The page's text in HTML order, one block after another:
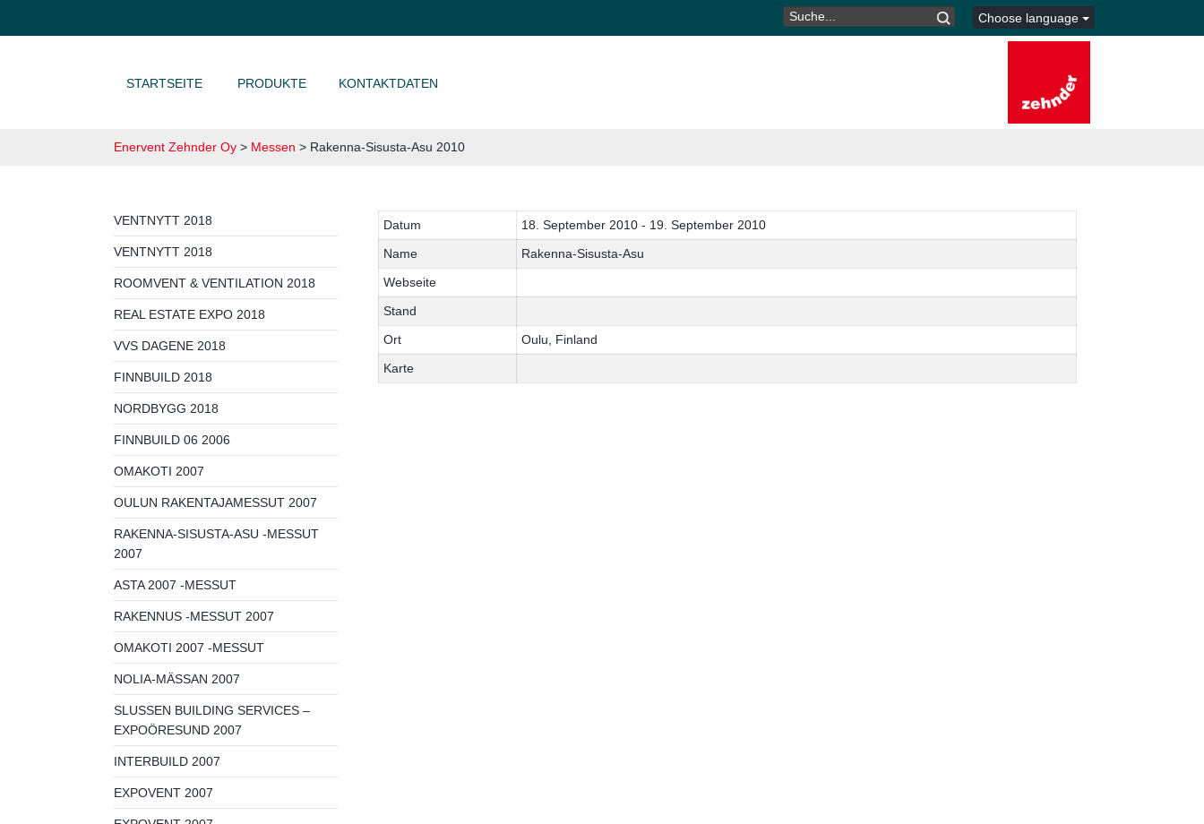
SUCHEN
NACH:
Choose language
STARTSEITE PRODUKTE KONTAKTDATEN
Enervent Zehnder Oy > Messen > Rakenna-Sisusta-Asu 2010
VENTNYTT 2018
VENTNYTT 2018
ROOMVENT & VENTILATION 2018
REAL ESTATE EXPO 2018
VVS DAGENE 2018
FINNBUILD 2018
NORDBYGG 2018
FINNBUILD 06 2006
OMAKOTI 2007
OULUN RAKENTAJAMESSUT 2007
RAKENNA-SISUSTA-ASU -MESSUT
2007
ASTA 2007 -MESSUT
RAKENNUS -MESSUT 2007
OMAKOTI 2007 -MESSUT
NOLIA-MÄSSAN 2007
SLUSSEN BUILDING SERVICES –
EXPOÖRESUND 2007
INTERBUILD 2007
EXPOVENT 2007
Datum
18. September 2010 - 19. September 2010
Name
Rakenna-Sisusta-Asu
Webseite
Stand
Ort
Oulu, Finland
Karte